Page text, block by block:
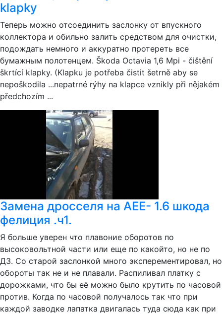
klapky
Теперь можно отсоединить заслонку от впускного
коллектора и обильно залить средством для очистки,
подождать немного и аккуратно протереть все
бумажным полотенцем. Škoda Octavia 1,6 Mpi - čištění
škrtící klapky. (Klapku je potřeba čistit šetrně aby se
nepoškodila ...nepatrné rýhy na klapce vznikly při nějakém
předchozím ...
Замена дросселя на АЕЕ- 1.6 шкода
фелиция .ч1.
Я больше уверен что плавоние оборотов по
высоковольтной части или еще по какойто, но не по
ДЗ. Со старой заслонкой много эксперементировал, но
обороты так не и не плавали. Распиливал платку с
дорожками, что бы её можно было крутить по часовой
против. Когда по часовой получалось так что при
каждой заводке лапатка двигалась туда сюда как при